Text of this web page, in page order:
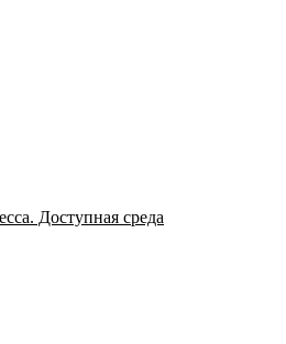
Доступная среда